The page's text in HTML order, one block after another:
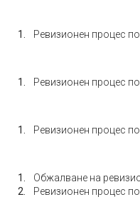
Ревизионен процес
Ревизионен процес
Ревизионен процес
Обжалване на
Ревизионен процес